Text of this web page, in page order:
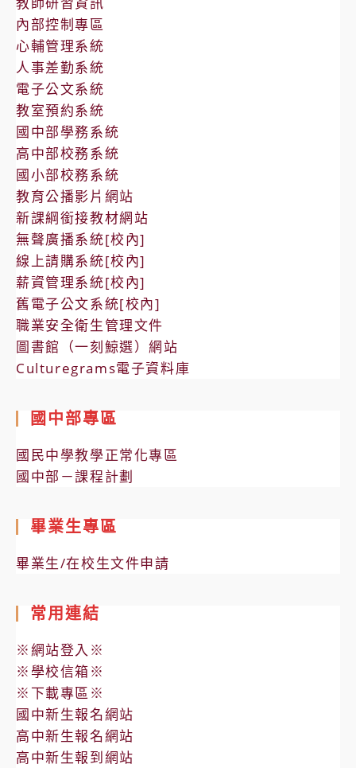
內部控制專區
心輔管理系統
人事差勤系統
電子公文系統
教室預約系統
國中部學務系統
高中部校務系統
國小部校務系統
教育公播影片網站
新課綱銜接教材網站
無聲廣播系統[校內]
線上請購系統[校內]
薪資管理系統[校內]
舊電子公文系統[校內]
職業安全衛生管理文件
圖書館（一刻鯨選）網站
Culturegrams電子資料庫
國中部專區
國民中學教學正常化專區
國中部－課程計劃
畢業生專區
畢業生/在校生文件申請
常用連結
※網站登入※
※學校信箱※
※下載專區※
國中新生報名網站
高中新生報名網站
高中新生報到網站